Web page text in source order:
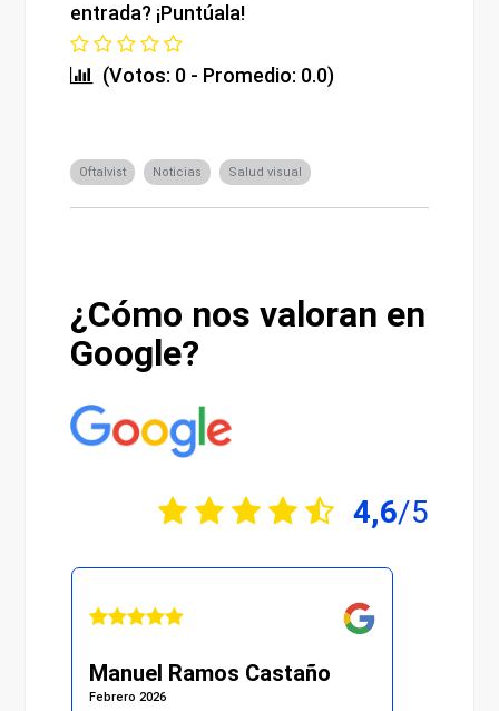
entrada? ¡Puntúala!
(Votos: 0 - Promedio: 0.0)
Oftalvist Noticias Salud visual
¿Cómo nos valoran en
Google?
4,6/5
Manuel Ramos Castaño
Febrero 2026